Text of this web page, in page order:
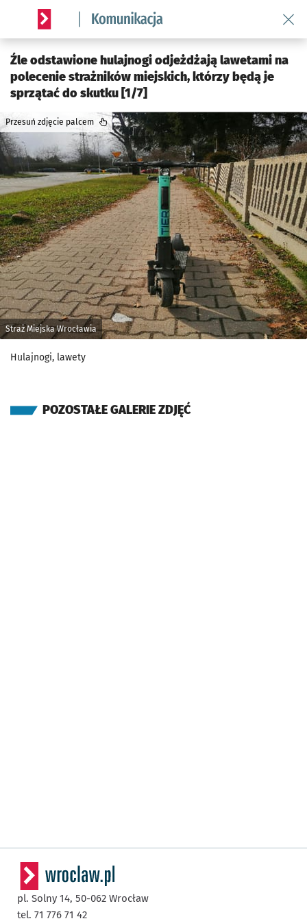
Serwis informacyjny wroclaw.pl podserwis: Komunikacja
Źle odstawione hulajnogi odjeżdżają lawetami na
polecenie strażników miejskich, którzy będą je
sprzątać do skutku [1/7]
Straż Miejska Wrocławia
Przesuń zdjęcie palcem
Hulajnogi, lawety
POZOSTAŁE GALERIE ZDJĘĆ
pl. Solny 14, 50-062 Wrocław
tel. 71 776 71 42